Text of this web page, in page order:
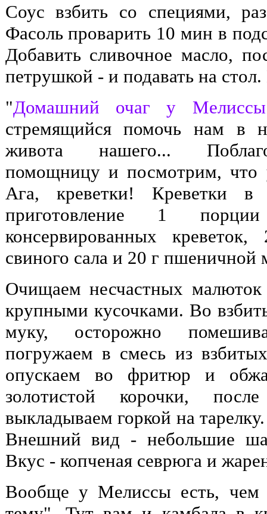
Соус взбить со специями,
Фасоль проварить 10 мин в
Добавить сливочное масло,
петрушкой - и подавать на
"Домашний очаг у Мелиссы
стремящийся помочь нам в
живота нашего...
помощницу и посмотрим, что
Ага, креветки! Креветки в
приготовление 1
консервированных
свиного сала и 20 г пшеничной
Очищаем несчастных
крупными кусочками. Во
муку, осторожно
погружаем в смесь из
опускаем во фритюр и
золотистой корочки,
выкладываем горкой на
Внешний вид - небольшие
Вкус - копченая севрюга и
Вообще у Мелиссы есть, чем